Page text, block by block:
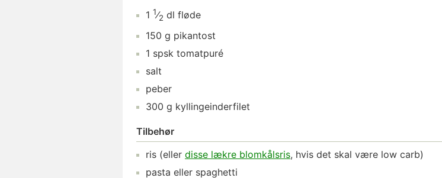
1 1⁄2 dl fløde
150 g pikantost
1 spsk tomatpuré
salt
peber
300 g kyllingeinderfilet
Tilbehør
ris (eller disse lækre blomkålsris, hvis det skal være low carb)
pasta eller spaghetti